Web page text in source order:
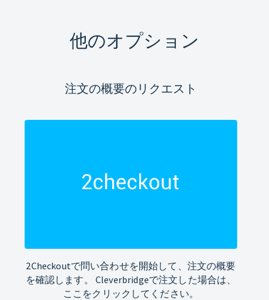
他のオプション
注文の概要のリクエスト
2Checkoutで問い合わせを開始して、注文の概要
を確認します。 Cleverbridgeで注文した場合は、
ここをクリックしてください。